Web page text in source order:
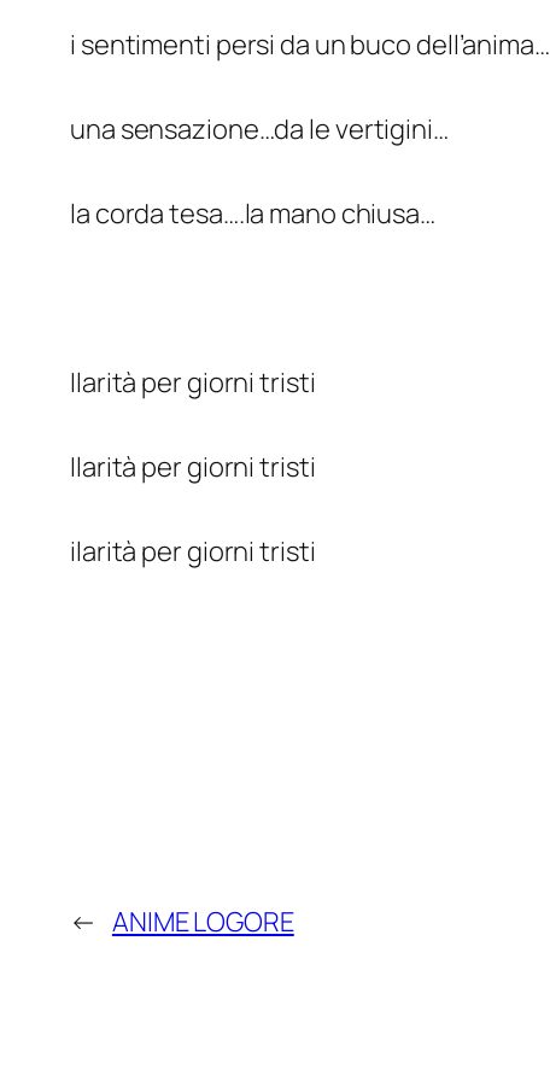
i sentimenti persi da un buco dell’anima…
una sensazione…da le vertigini…
la corda tesa….la mano chiusa…
Ilarità per giorni tristi
Ilarità per giorni tristi
ilarità per giorni tristi
← ANIME LOGORE